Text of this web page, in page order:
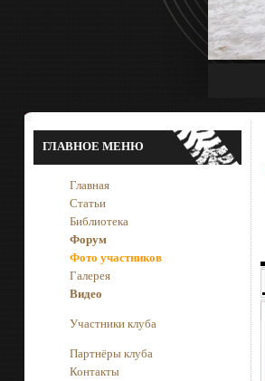
ГЛАВНОЕ МЕНЮ
Главная
Статьи
Библиотека
Форум
Фото участников
Галерея
Видео
Участники клуба
Партнёры клуба
Контакты